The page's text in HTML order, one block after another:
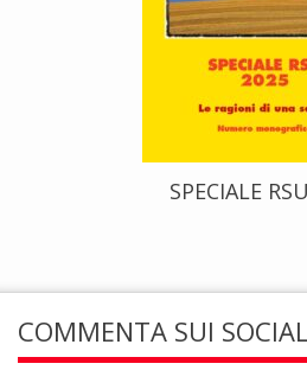
SPECIALE
COMMENTA SUI SOCIAL